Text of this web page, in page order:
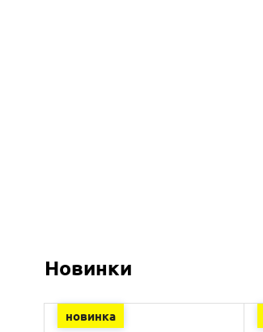
Новинки
новинка